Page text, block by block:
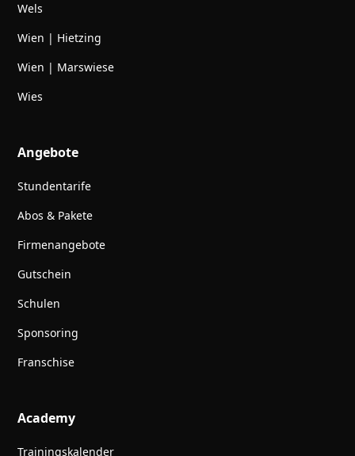
Wels
Wien | Hietzing
Wien | Marswiese
Wies
Angebote
Stundentarife
Abos & Pakete
Firmenangebote
Gutschein
Schulen
Sponsoring
Franschise
Academy
Trainingskalender